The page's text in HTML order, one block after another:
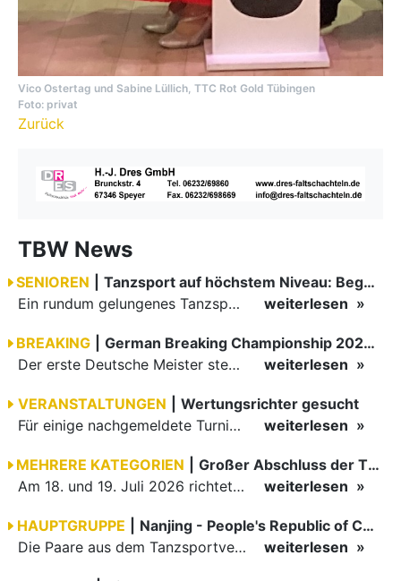
Vico Ostertag und Sabine Lüllich, TTC Rot Gold Tübingen
Foto: privat
Zurück
TBW News
SENIOREN
Tanzsport auf höchstem Niveau: Begeisterung bei den Turnieren in…
Ein rundum gelungenes Tanzsport-Wochenende liegt hinter den Paaren und Organisatoren in Enzklösterle. Am 1. und 2. August 2026 verwandelte sich die Festhalle wieder in einen lebendigen Mittelpunkt des…
weiterlesen
BREAKING
German Breaking Championship 2026 in Hannover
Der erste Deutsche Meister steht fest B-Boy Roman siegt bei den Juniors
weiterlesen
VERANSTALTUNGEN
Wertungsrichter gesucht
Für einige nachgemeldete Turniere im 2 Halbjahr sucht der ZWE noch Wertungsrichter.
weiterlesen
MEHRERE KATEGORIEN
Großer Abschluss der TBW-Trophy in Weinheim
Am 18. und 19. Juli 2026 richtete die Tanzsportabteilung (TSA) der TSG 1862 Weinheim das Abschlussturnier der diesjährigen TBW-Trophy-Serie aus. Zum traditionellen Saisonfinale kamen rund 400 Starts über…
weiterlesen
HAUPTGRUPPE
Nanjing - People's Republic of China
Die Paare aus dem Tanzsportverband Baden-Württemberg (TBW) haben beim hochklassig besetzten WDSF GrandSlam im chinesischen Nanjing wieder einmal auf internationalem Top-Niveau geglänzt. Das…
weiterlesen